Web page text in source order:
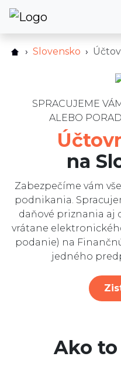
O nás
Ako to funguje?
Slovensko
SPRACUJEME
ALEBO
na
Zabezpečíme vám
podnikania.
daňové priznania aj
vrátane
podanie) na
jedného
Ako to